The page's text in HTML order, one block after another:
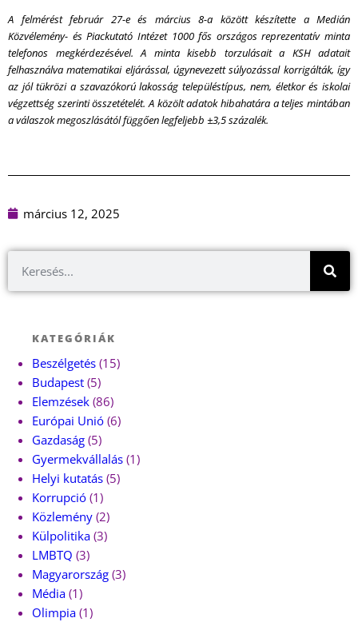
A felmérést február 27-e és március 8-a között készítette a Medián
Közvélemény- és Piackutató Intézet 1000 fős országos reprezentatív minta
telefonos megkérdezésével. A minta kisebb torzulásait a KSH adatait
felhasználva matematikai eljárással, úgynevezett súlyozással korrigálták, így
az jól tükrözi a szavazókorú lakosság településtípus, nem, életkor és iskolai
végzettség szerinti összetételét. A közölt adatok hibahatára a teljes mintában
a válaszok megoszlásától függően legfeljebb ±3,5 százalék.
március 12, 2025
KATEGÓRIÁK
Beszélgetés (15)
Budapest (5)
Elemzések (86)
Európai Unió (6)
Gazdaság (5)
Gyermekvállalás (1)
Helyi kutatás (5)
Korrupció (1)
Közlemény (2)
Külpolitika (3)
LMBTQ (3)
Magyarország (3)
Média (1)
Olimpia (1)